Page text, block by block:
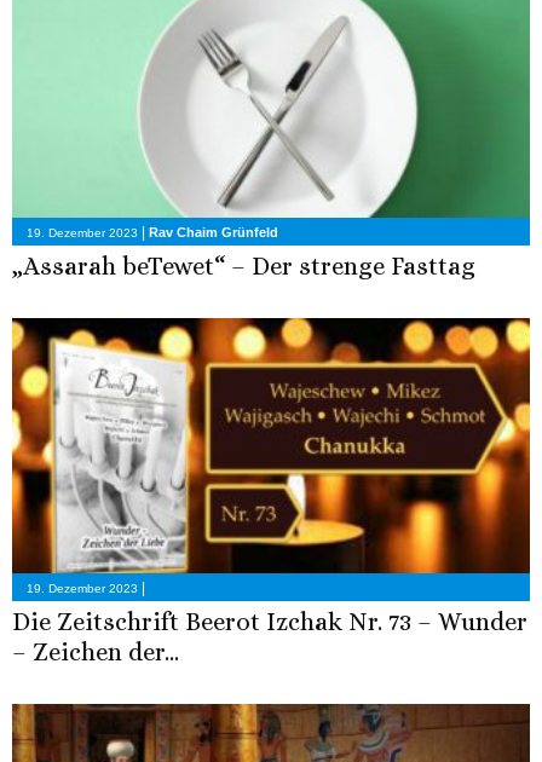
19. Dezember 2023 | Rav Chaim Grünfeld
„Assarah beTewet“ – Der strenge Fasttag
19. Dezember 2023 |
Die Zeitschrift Beerot Izchak Nr. 73 – Wunder
– Zeichen der...